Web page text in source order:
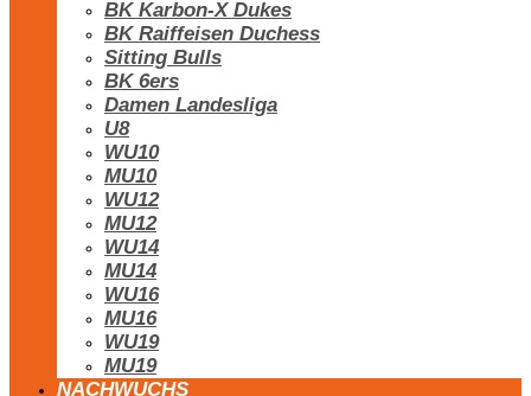
BK Karbon-X Dukes
BK Raiffeisen Duchess
Sitting Bulls
BK 6ers
Damen Landesliga
U8
WU10
MU10
WU12
MU12
WU14
MU14
WU16
MU16
WU19
MU19
NACHWUCHS